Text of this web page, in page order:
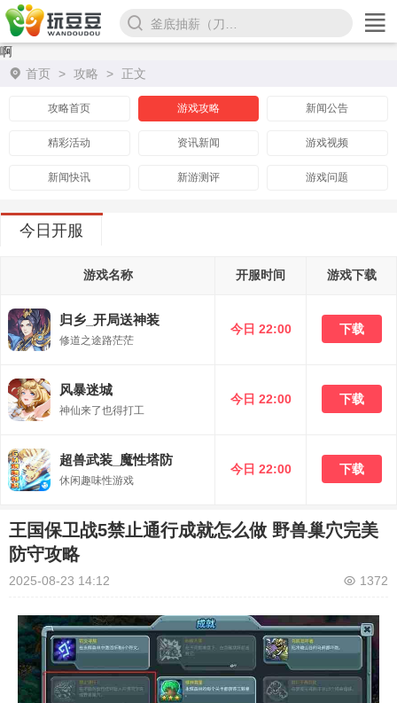
啊
首页 > 攻略 > 正文
攻略首页 游戏攻略 新闻公告
精彩活动 资讯新闻 游戏视频
新闻快讯 新游测评 游戏问题
今日开服
游戏名称 开服时间 游戏下载
归乡_开局送神装
修道之途路茫茫
今日 22:00 下载
风暴迷城
神仙来了也得打工
今日 22:00 下载
超兽武装_魔性塔防
休闲趣味性游戏
今日 22:00 下载
王国保卫战5禁止通行成就怎么做 野兽巢穴完美
防守攻略
2025-08-23 14:12 1372